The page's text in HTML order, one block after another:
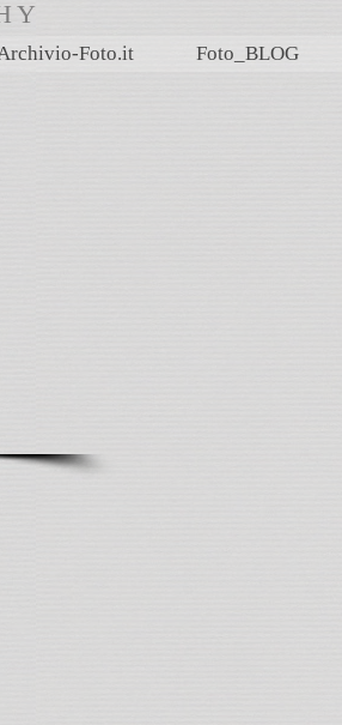
Foto.it Foto_BLOG